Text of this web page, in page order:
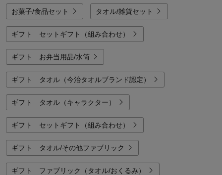
お菓子/食品セット タオル/雑貨セット
ギフト セットギフト（組み合わせ）
ギフト お弁当用品/水筒
ギフト タオル（今治タオルブランド認定）
ギフト タオル（キャラクター）
ギフト セットギフト（組み合わせ）
ギフト タオル/その他ファブリック
ギフト ファブリック（タオル/おくるみ）